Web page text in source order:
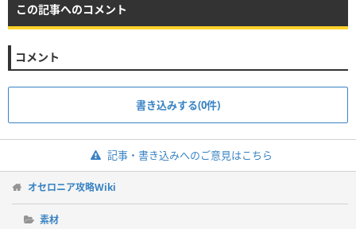
この記事へのコメント
コメント
書き込みする(0件)
記事・書き込みへのご意見はこちら
オセロニア攻略Wiki
素材